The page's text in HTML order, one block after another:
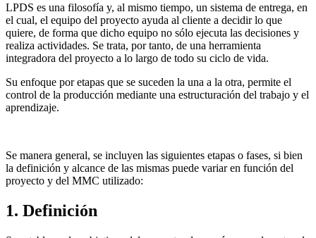
LPDS es una filosofía y, al mismo tiempo, un sistema de entrega, en
el cual, el equipo del proyecto ayuda al cliente a decidir lo que
quiere, de forma que dicho equipo no sólo ejecuta las decisiones y
realiza actividades. Se trata, por tanto, de una herramienta
integradora del proyecto a lo largo de todo su ciclo de vida.
Su enfoque por etapas que se suceden la una a la otra, permite el
control de la producción mediante una estructuración del trabajo y el
aprendizaje.
Se manera general, se incluyen las siguientes etapas o fases, si bien
la definición y alcance de las mismas puede variar en función del
proyecto y del MMC utilizado:
1. Definición